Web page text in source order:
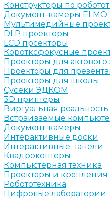
Конструкторы по
Документ-камеры ELMO
Мультимедийные
DLP проекторы
LCD проекторы
Короткофокусные
Проекторы для актового
Проекторы для
Проекторы для школы
Сусеки ЭДКОМ
3D принтеры
Виртуальная реальность
Встраиваемые
Документ-камеры
Интерактивные доски
Интерактивные панели
Квадрокоптеры
Компьютерная техника
Проекторы и крепления
Робототехника
Цифровые лаборатории